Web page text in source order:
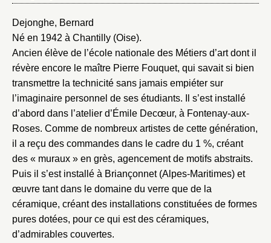
Dejonghe, Bernard
Né en 1942 à Chantilly (Oise).
Ancien élève de l’école nationale des Métiers d’art dont il
révère encore le maître Pierre Fouquet, qui savait si bien
transmettre la technicité sans jamais empiéter sur
l’imaginaire personnel de ses étudiants. Il s’est installé
d’abord dans l’atelier d’Émile Decœur, à Fontenay-aux-
Roses. Comme de nombreux artistes de cette génération,
il a reçu des commandes dans le cadre du 1 %, créant
des « muraux » en grès, agencement de motifs abstraits.
Puis il s’est installé à Briançonnet (Alpes-Maritimes) et
œuvre tant dans le domaine du verre que de la
céramique, créant des installations constituées de formes
pures dotées, pour ce qui est des céramiques,
d’admirables couvertes.